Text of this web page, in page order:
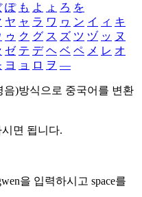
ぽ も よ ょ ろ を
ヤ ャ ラ ワ ヮ ン イ ィ キ
ゥ ク グ ス ズ ツ ヅ ッ ヌ
ゼ テ デ ヘ ベ ペ メ レ オ
ヨ ョ ロ ヲ ―
음)방식으로 중국어를 변환
면 됩니다.
을 입력하시고 space를